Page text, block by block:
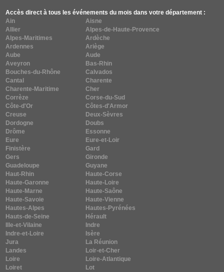
Accès direct à tous les événements du mois dans votre département :
Ain
Aisne
Allier
Alpes-de-Haute-Provence
Alpes-Maritimes
Ardèche
Ardennes
Ariège
Aube
Aude
Aveyron
Bas-Rhin
Bouches-du-Rhône
Calvados
Cantal
Charente
Charente-Maritime
Cher
Corrèze
Corse-du-Sud
Côte-d'Or
Côtes-d'Armor
Creuse
Deux-Sèvres
Dordogne
Doubs
Drôme
Essonne
Eure
Eure-et-Loir
Finistère
Gard
Gers
Gironde
Guadeloupe
Guyane
Haut-Rhin
Haute-Corse
Haute-Garonne
Haute-Loire
Haute-Marne
Haute-Saône
Haute-Savoie
Haute-Vienne
Hautes-Alpes
Hautes-Pyrénées
Hauts-de-Seine
Hérault
Ille-et-Vilaine
Indre
Indre-et-Loire
Isère
Jura
La Réunion
Landes
Loir-et-Cher
Loire
Loire-Atlantique
Loiret
Lot